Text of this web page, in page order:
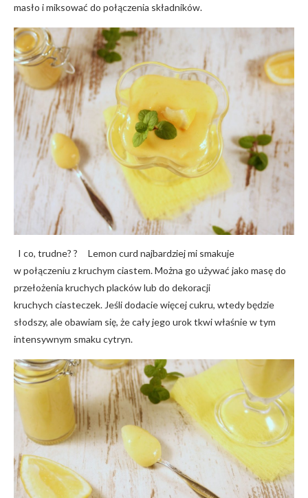
masło i miksować do połączenia składników.
I co, trudne? ? Lemon curd najbardziej mi smakuje
w połączeniu z kruchym ciastem. Można go używać jako masę do
przełożenia kruchych placków lub do dekoracji
kruchych ciasteczek. Jeśli dodacie więcej cukru, wtedy będzie
słodszy, ale obawiam się, że cały jego urok tkwi właśnie w tym
intensywnym smaku cytryn.